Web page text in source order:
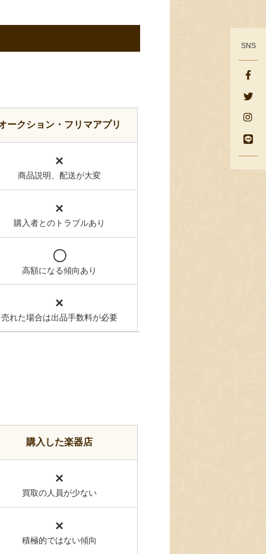
ークション・フリマアプリ
×
商品説明、配送が大変
×
購入者とのトラブルあり
〇
高額になる傾向あり
×
売れた場合は出品手数料が必要
購入した楽器店
×
買取の人員が少ない
×
積極的ではない傾向
SNS